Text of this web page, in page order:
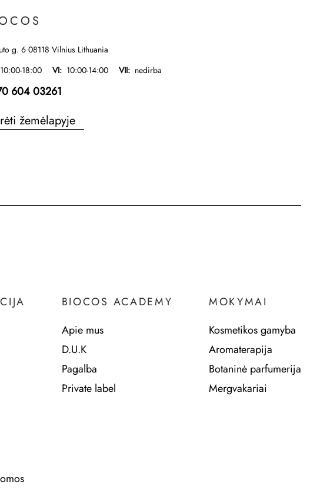
g. 6 08118 Vilnius Lithuania
10:00-18:00 VI: 10:00-14:00 VII: nedirba
604 03261
žemėlapyje
BIOCOS ACADEMY
Apie mus
D.U.K
Pagalba
Private label
MOKYMAI
Kosmetikos gamyba
Aromaterapija
Botaninė parfumerija
Mergvakariai